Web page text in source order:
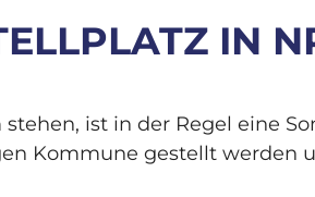
IN
ist in der Regel eine
Kommune gestellt werden